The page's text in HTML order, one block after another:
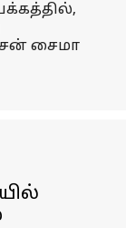
சைமா